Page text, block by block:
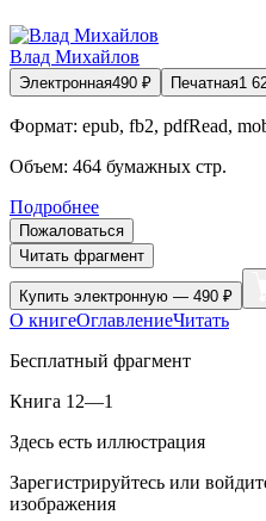
Влад Михайлов
Электронная490 ₽ Печатная1
Формат: epub, fb2, pdfRead,
Объем: 464 бумажных стр.
Подробнее
Пожаловаться
Читать фрагмент
Купить электронную — 490 ₽
О книгеОглавлениеЧитать
Бесплатный фрагмент
Книга 12—1
Здесь есть иллюстрация
Зарегистрируйтесь или
изображения